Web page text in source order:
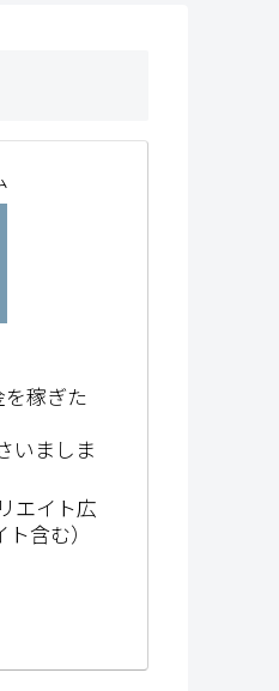
稼ぎた
いましま
エイト広
含む）